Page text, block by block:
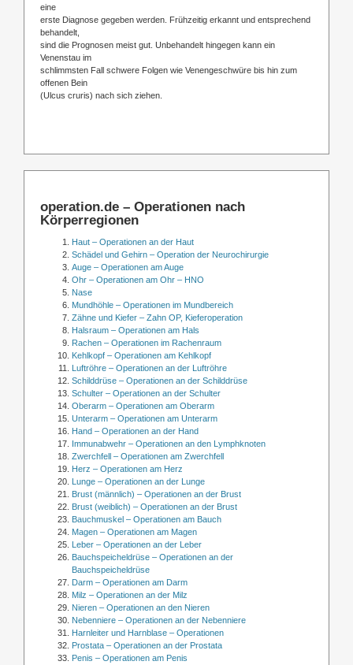
eine
erste Diagnose gegeben werden. Frühzeitig erkannt und entsprechend
behandelt,
sind die Prognosen meist gut. Unbehandelt hingegen kann ein
Venenstau im
schlimmsten Fall schwere Folgen wie Venengeschwüre bis hin zum
offenen Bein
(Ulcus cruris) nach sich ziehen.
operation.de – Operationen nach
Körperregionen
Haut – Operationen an der Haut
Schädel und Gehirn – Operation der Neurochirurgie
Auge – Operationen am Auge
Ohr – Operationen am Ohr – HNO
Nase
Mundhöhle – Operationen im Mundbereich
Zähne und Kiefer – Zahn OP, Kieferoperation
Halsraum – Operationen am Hals
Rachen – Operationen im Rachenraum
Kehlkopf – Operationen am Kehlkopf
Luftröhre – Operationen an der Luftröhre
Schilddrüse – Operationen an der Schilddrüse
Schulter – Operationen an der Schulter
Oberarm – Operationen am Oberarm
Unterarm – Operationen am Unterarm
Hand – Operationen an der Hand
Immunabwehr – Operationen an den Lymphknoten
Zwerchfell – Operationen am Zwerchfell
Herz – Operationen am Herz
Lunge – Operationen an der Lunge
Brust (männlich) – Operationen an der Brust
Brust (weiblich) – Operationen an der Brust
Bauchmuskel – Operationen am Bauch
Magen – Operationen am Magen
Leber – Operationen an der Leber
Bauchspeicheldrüse – Operationen an der
Bauchspeicheldrüse
Darm – Operationen am Darm
Milz – Operationen an der Milz
Nieren – Operationen an den Nieren
Nebenniere – Operationen an der Nebenniere
Harnleiter und Harnblase – Operationen
Prostata – Operationen an der Prostata
Penis – Operationen am Penis